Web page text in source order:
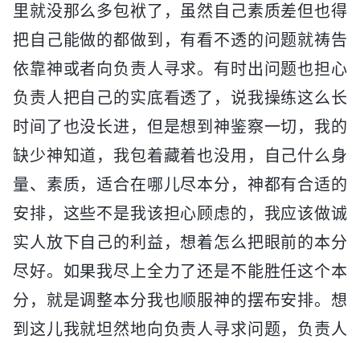
里就没那么多包袱了，虽然自己素质差但也得
把自己能做的都做到，有看不透的问题就祷告
依靠神或者向负责人寻求。有时出问题也担心
负责人把自己的实底看透了，说我操练这么长
时间了也没长进，但是想到神鉴察一切，我的
缺少神知道，我包着藏着也没用，自己什么身
量、素质，适合在哪儿尽本分，神都有合适的
安排，这些不是我该担心顾虑的，我应该做诚
实人放下自己的利益，想着怎么把眼前的本分
尽好。如果我尽上全力了还是不能胜任这个本
分，就是调整本分我也顺服神的摆布安排。想
到这儿我就坦然地向负责人寻求问题，负责人